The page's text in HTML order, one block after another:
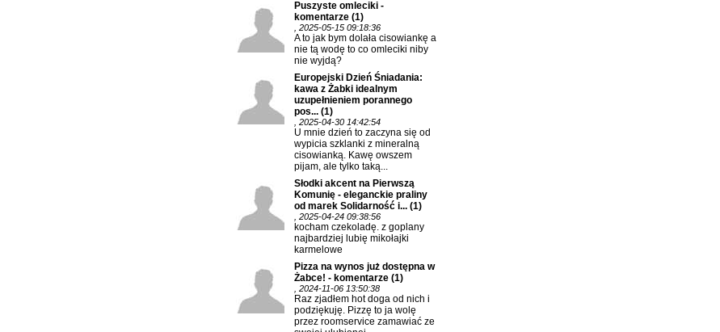
Puszyste omleciki -
komentarze (1)
, 2025-05-15 09:18:36
A to jak bym dolała cisowiankę a
nie tą wodę to co omleciki niby
nie wyjdą?
Europejski Dzień Śniadania:
kawa z Żabki idealnym
uzupełnieniem porannego
pos... (1)
, 2025-04-30 14:42:54
U mnie dzień to zaczyna się od
wypicia szklanki z mineralną
cisowianką. Kawę owszem
pijam, ale tylko taką...
Słodki akcent na Pierwszą
Komunię - eleganckie praliny
od marek Solidarność i... (1)
, 2025-04-24 09:38:56
kocham czekoladę. z goplany
najbardziej lubię mikołajki
karmelowe
Pizza na wynos już dostępna w
Żabce! - komentarze (1)
, 2024-11-06 13:50:38
Raz zjadłem hot doga od nich i
podziękuję. Pizzę to ja wolę
przez roomservice zamawiać ze